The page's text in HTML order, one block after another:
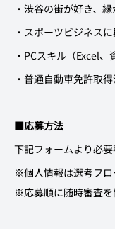
・渋谷の街が好き、縁
・スポーツビジネス
・PCスキル（Excel、
・普通自動車免許取
■応募方法
下記フォームより必要
※個人情報は選考フ
※応募順に随時審査を